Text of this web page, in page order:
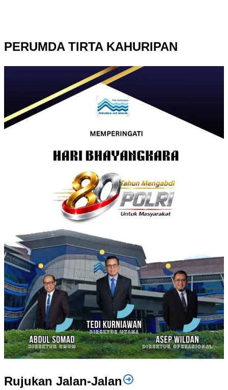
PERUMDA TIRTA KAHURIPAN
Rujukan Jalan-Jalan